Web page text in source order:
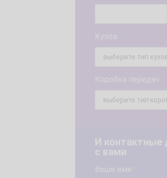
Кузов
Коробка передач
И контактные
с вами
Ваше имя